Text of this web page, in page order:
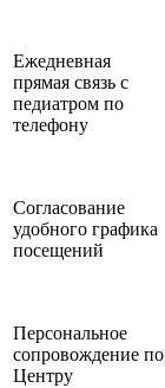
Ежедневная
прямая связь с
педиатром по
телефону
Согласование
удобного графика
посещений
Персональное
сопровождение по
Центру